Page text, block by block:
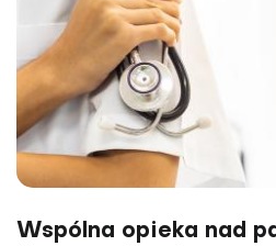
Wspólna opieka nad